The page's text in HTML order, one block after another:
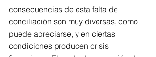
consecuencias de esta falta de
conciliación son muy diversas, como
puede apreciarse, y en ciertas
condiciones producen crisis